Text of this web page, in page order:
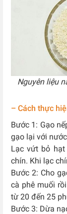
Nguyên liệu
– Cách thực
Bước 1: Gạo
gạo lại với
Lạc vứt bỏ
chín. Khi lạc
Bước 2: Cho
cà phê muối
từ 20 đến 25
Bước 3: Dừa